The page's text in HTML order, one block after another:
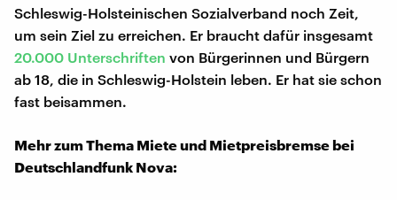
Schleswig-Holsteinischen Sozialverband noch Zeit,
um sein Ziel zu erreichen. Er braucht dafür insgesamt
20.000 Unterschriften von Bürgerinnen und Bürgern
ab 18, die in Schleswig-Holstein leben. Er hat sie schon
fast beisammen.
Mehr zum Thema Miete und Mietpreisbremse bei
Deutschlandfunk Nova: